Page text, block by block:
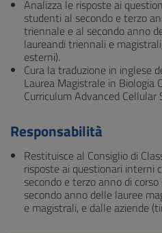
Analizza le risposte ai
studenti al secondo e terzo
triennale e al secondo anno
laureandi triennali e
esterni).
Cura la traduzione in inglese
Laurea Magistrale in Biologia
Curriculum Advanced Cellular
Responsabilità
Restituisce al Consiglio di
risposte ai questionari interni
secondo e terzo anno di
secondo anno delle lauree
e magistrali, e dalle aziende